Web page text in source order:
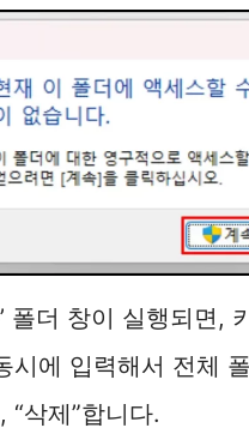
폴더 창이 실행되면,
시에 입력해서 전체
“삭제”합니다.